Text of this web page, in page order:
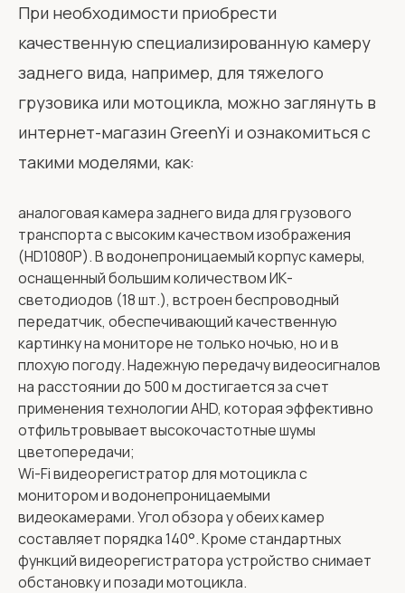
При необходимости приобрести
качественную специализированную камеру
заднего вида, например, для тяжелого
грузовика или мотоцикла, можно заглянуть в
интернет-магазин GreenYi и ознакомиться с
такими моделями, как:
аналоговая камера заднего вида для грузового
транспорта с высоким качеством изображения
(HD1080P). В водонепроницаемый корпус камеры,
оснащенный большим количеством ИК-
светодиодов (18 шт.), встроен беспроводный
передатчик, обеспечивающий качественную
картинку на мониторе не только ночью, но и в
плохую погоду. Надежную передачу видеосигналов
на расстоянии до 500 м достигается за счет
применения технологии AHD, которая эффективно
отфильтровывает высокочастотные шумы
цветопередачи;
Wi-Fi видеорегистратор для мотоцикла с
монитором и водонепроницаемыми
видеокамерами. Угол обзора у обеих камер
составляет порядка 140°. Кроме стандартных
функций видеорегистратора устройство снимает
обстановку и позади мотоцикла.